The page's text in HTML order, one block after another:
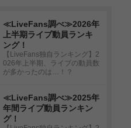
≪LiveFans調べ≫2026年
上半期ライブ動員ランキ
ング！
【LiveFans独自ランキング】2
026年上半期、ライブの動員数
が多かったのは…！？
≪LiveFans調べ≫2025年
年間ライブ動員ランキン
グ！